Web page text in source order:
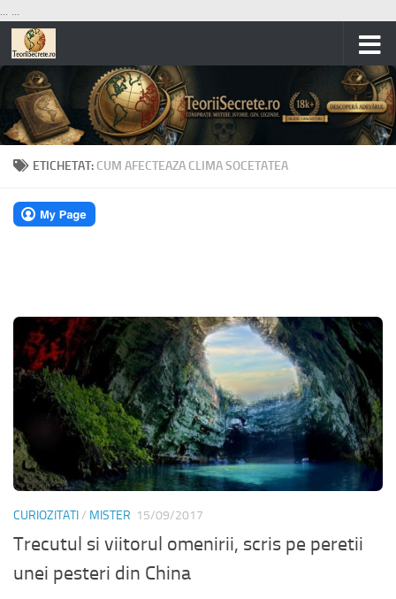
... ...
Skip to content
ETICHETAT: CUM AFECTEAZA CLIMA SOCETATEA
CURIOZITATI/ MISTER 15/09/2017
Trecutul si viitorul omenirii, scris pe peretii
unei pesteri din China